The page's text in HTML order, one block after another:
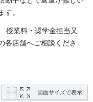
す。
業料・奨学金担当又
各店舗へご相談くださ
画面サイズで表示